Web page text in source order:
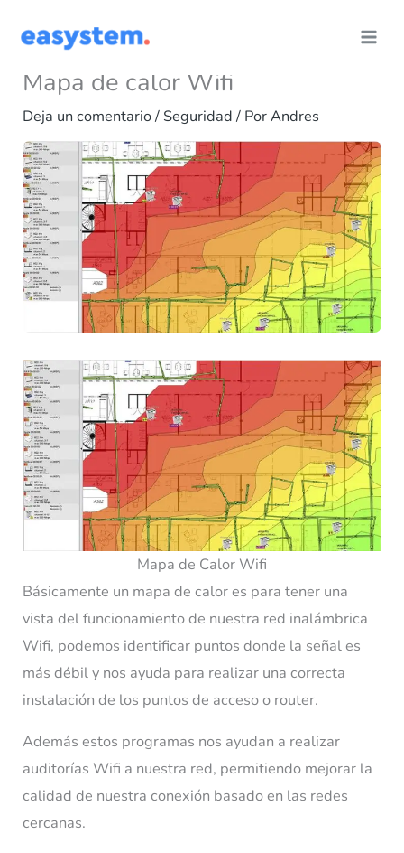
Mapa de calor Wifi
Deja un comentario/ Seguridad / PorAndres
Mapa de Calor Wifi
Básicamente un mapa de calor es para tener una
vista del funcionamiento de nuestra red inalámbrica
Wifi, podemos identificar puntos donde la señal es
más débil y nos ayuda para realizar una correcta
instalación de los puntos de acceso o router.
Además estos programas nos ayudan a realizar
auditorías Wifi a nuestra red, permitiendo mejorar la
calidad de nuestra conexión basado en las redes
cercanas.